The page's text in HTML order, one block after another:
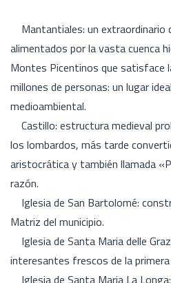
Mantantiales: un extraordinario
alimentados por la vasta cuenca
Montes Picentinos que satisface
millones de personas: un lugar
medioambiental.
Castillo: estructura medieval
los lombardos, más tarde
aristocrática y también llamada
razón.
Iglesia de San Bartolomé:
Matriz del municipio.
Iglesia de Santa Maria delle
interesantes frescos de la
Iglesia de Santa Maria La